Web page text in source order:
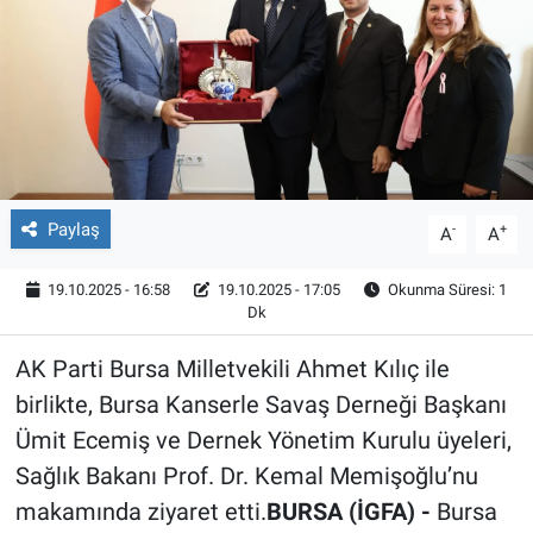
Paylaş A- A+
19.10.2025 - 16:58 19.10.2025 - 17:05
Okunma Süresi: 1
Dk
AK Parti Bursa Milletvekili Ahmet Kılıç ile
birlikte, Bursa Kanserle Savaş Derneği Başkanı
Ümit Ecemiş ve Dernek Yönetim Kurulu üyeleri,
Sağlık Bakanı Prof. Dr. Kemal Memişoğlu’nu
makamında ziyaret etti.BURSA (İGFA) - Bursa
Röportaj
Video Galeri